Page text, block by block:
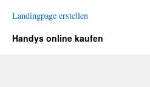
Landingpage erstellen
Handys online kaufen